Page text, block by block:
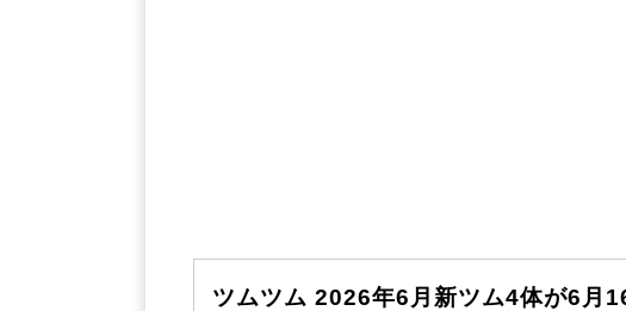
ツムツム 2026年6月新ツム4体が6月